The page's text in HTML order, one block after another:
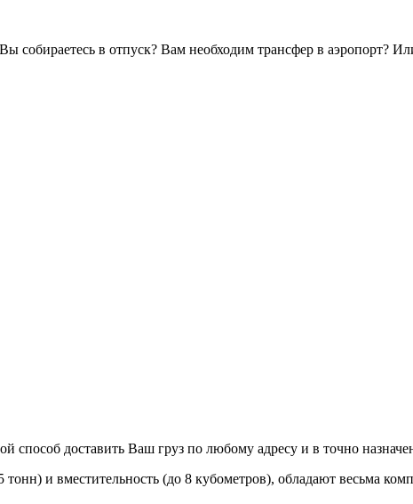
собираетесь в отпуск? Вам необходим трансфер в аэропорт?
способ доставить Ваш груз по любому адресу и в точно
и вместительность (до 8 кубометров), обладают весьма